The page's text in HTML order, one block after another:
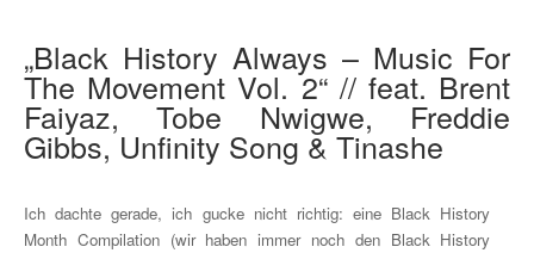
„Black History Always – Music For
The Movement Vol. 2“ // feat. Brent
Faiyaz, Tobe Nwigwe, Freddie
Gibbs, Unfinity Song & Tinashe
Ich dachte gerade, ich gucke nicht richtig: eine Black History
Month Compilation (wir haben immer noch den Black History